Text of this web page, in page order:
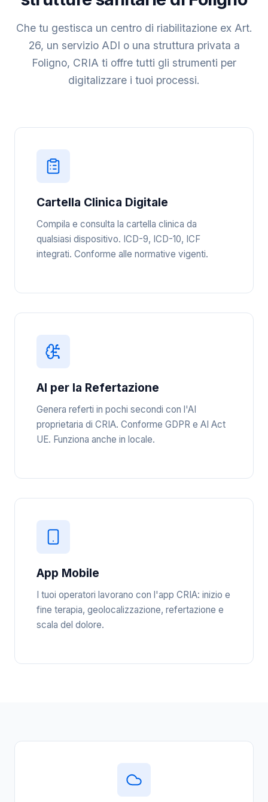
Che tu gestisca un centro di riabilitazione ex Art.
26, un servizio ADI o una struttura privata a
Foligno, CRIA ti offre tutti gli strumenti per
digitalizzare i tuoi processi.
Cartella Clinica Digitale
Compila e consulta la cartella clinica da
qualsiasi dispositivo. ICD-9, ICD-10, ICF
integrati. Conforme alle normative vigenti.
AI per la Refertazione
Genera referti in pochi secondi con l'AI
proprietaria di CRIA. Conforme GDPR e AI Act
UE. Funziona anche in locale.
App Mobile
I tuoi operatori lavorano con l'app CRIA: inizio e
fine terapia, geolocalizzazione, refertazione e
scala del dolore.